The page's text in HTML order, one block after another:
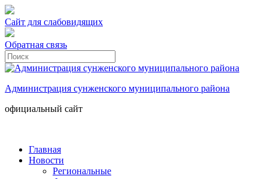
Сайт для слабовидящих
Обратная связь
Администрация сунженского муниципального района
официальный сайт
Главная
Новости
Региональные